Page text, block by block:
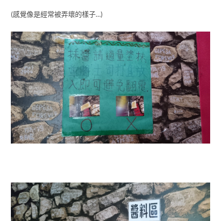
(感覺像是經常被弄壞的樣子…)